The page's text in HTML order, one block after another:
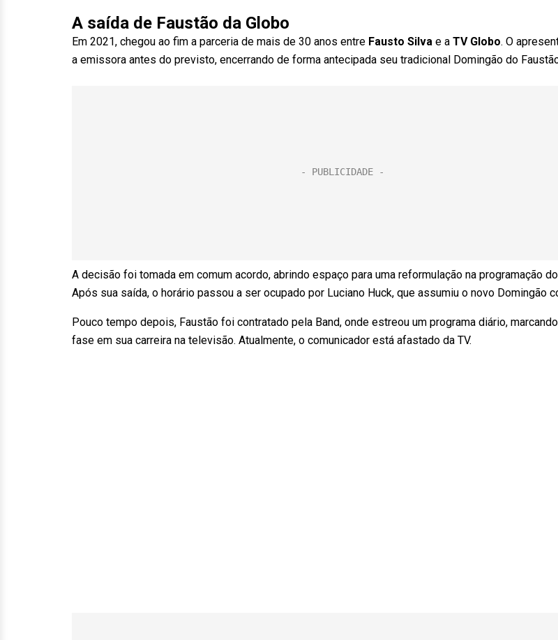
A saída de Faustão da Globo
Em 2021, chegou ao fim a parceria de mais de 30 anos entre Fausto Silva e a TV Globo. O
a emissora antes do previsto, encerrando de forma antecipada seu tradicional Domingão do
A decisão foi tomada em comum acordo, abrindo espaço para uma reformulação na programação
Após sua saída, o horário passou a ser ocupado por Luciano Huck, que assumiu o novo Domingão
Pouco tempo depois, Faustão foi contratado pela Band, onde estreou um programa diário,
fase em sua carreira na televisão. Atualmente, o comunicador está afastado da TV.